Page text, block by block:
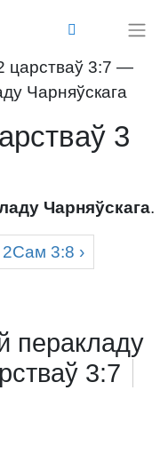
царстваў 3:7 —
Чарняўскага
3
Чарняўскага.
2Сам 3:8 ›
перакладу
3:7